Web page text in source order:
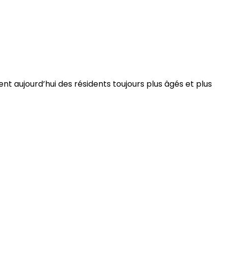
aujourd’hui des résidents toujours plus âgés et plus